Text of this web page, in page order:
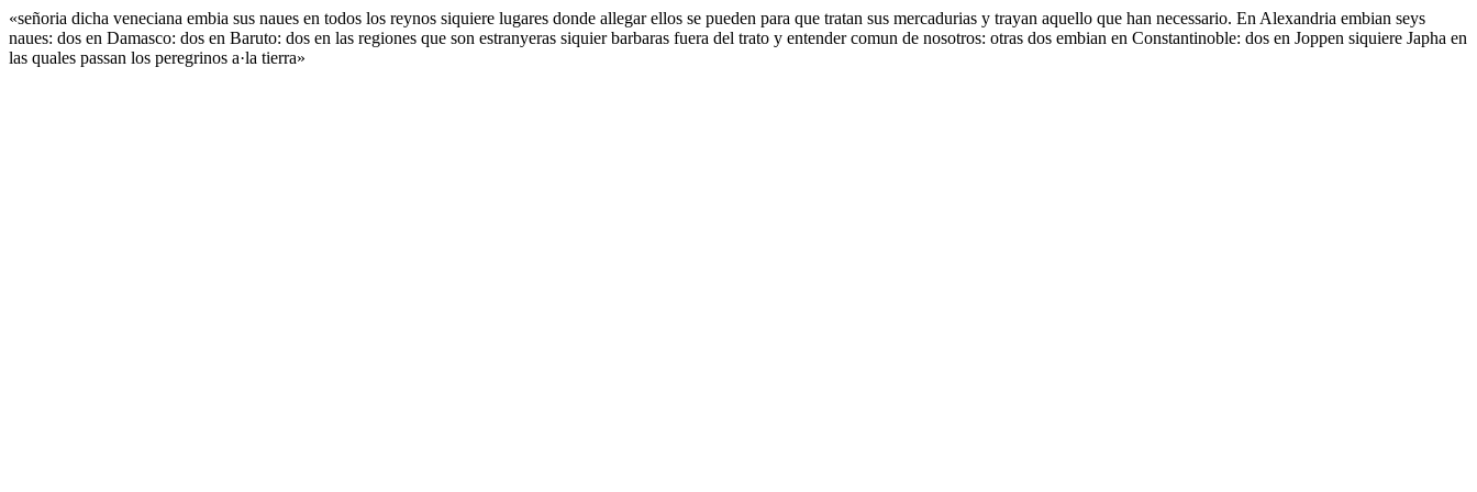
«señoria dicha veneciana embia sus naues en todos los reynos siquiere lugares donde allegar ellos se pueden para que tratan sus mercadurias y trayan aquello que han necessario. En Alexandria embian seys
naues: dos en Damasco: dos en Baruto: dos en las regiones que son estranyeras siquier barbaras fuera del trato y entender comun de nosotros: otras dos embian en Constantinoble: dos en Joppen siquiere Japha en
las quales passan los peregrinos a·la tierra»